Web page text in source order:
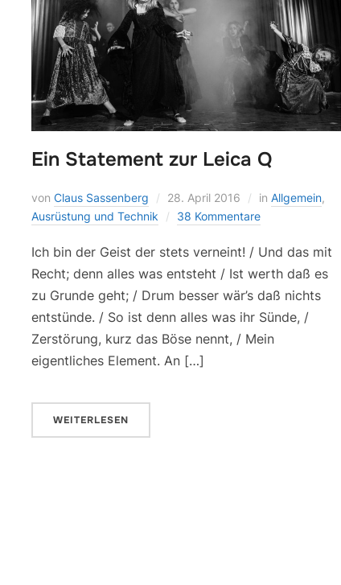
Ein Statement zur Leica Q
vonClaus Sassenberg 28. April 2016 in Allgemein,
Ausrüstung und Technik
38 Kommentare
Ich bin der Geist der stets verneint! / Und das mit
Recht; denn alles was entsteht / Ist werth daß es
zu Grunde geht; / Drum besser wär’s daß nichts
entstünde. / So ist denn alles was ihr Sünde, /
Zerstörung, kurz das Böse nennt, / Mein
eigentliches Element. An […]
WEITERLESEN